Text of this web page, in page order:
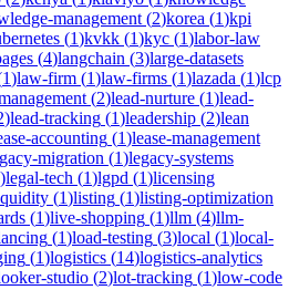
management (2)korea (1)kpi
(1)kvkk (1)kyc (1)labor-law
(4)langchain (3)large-datasets
1)law-firm (1)law-firms (1)lazada (1)lcp
(2)lead-nurture (1)lead-
)lead-tracking (1)leadership (2)lean
accounting (1)lease-management
migration (1)legacy-systems
)legal-tech (1)lgpd (1)licensing
(1)listing (1)listing-optimization
(1)live-shopping (1)llm (4)llm-
(1)load-testing (3)local (1)local-
(1)logistics (14)logistics-analytics
studio (2)lot-tracking (1)low-code